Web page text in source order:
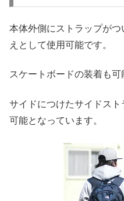
本体外側にストラップが
えとして使用可能です。
スケートボードの装着も可
サイドにつけたサイドス
可能となっています。